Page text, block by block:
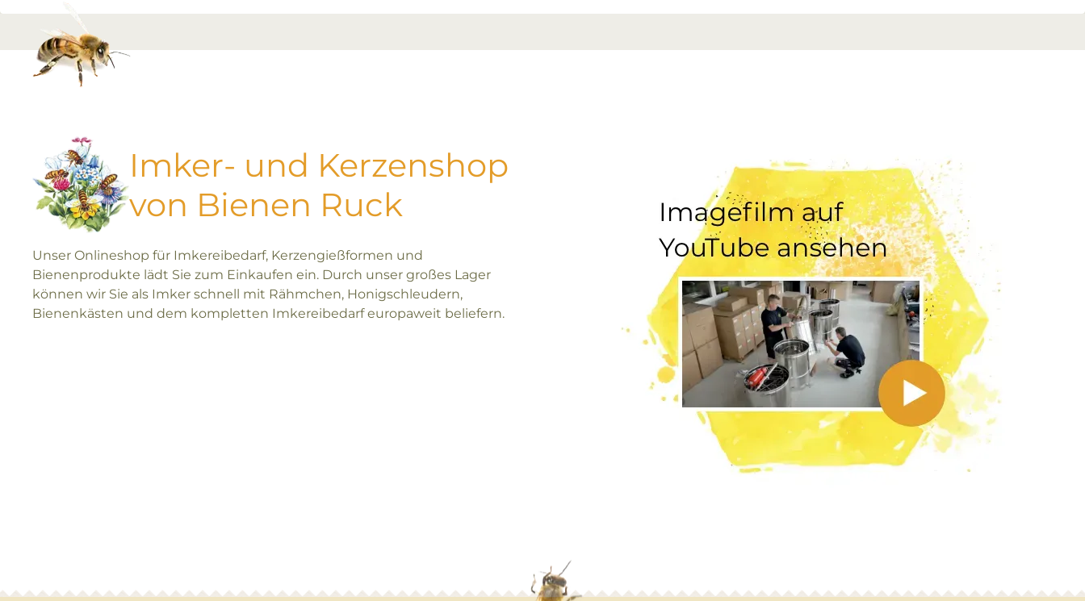
Imker- und Kerzenshop
von Bienen Ruck
Unser Onlineshop für Imkereibedarf, Kerzengießformen und
Bienenprodukte lädt Sie zum Einkaufen ein. Durch unser großes Lager
können wir Sie als Imker schnell mit Rähmchen, Honigschleudern,
Bienenkästen und dem kompletten Imkereibedarf europaweit beliefern.